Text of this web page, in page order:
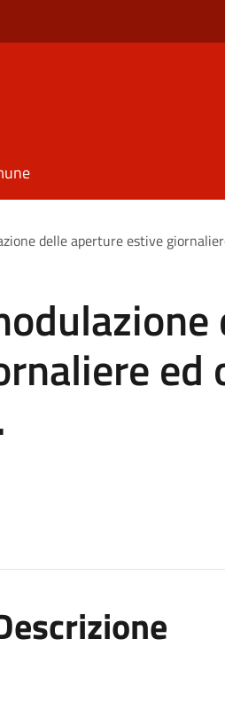
delle aperture estive
ed